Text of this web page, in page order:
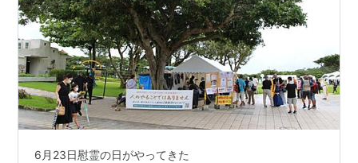
6月23日慰霊の日がやってきた